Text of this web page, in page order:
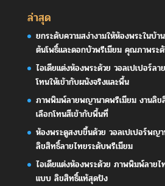
ล่าสุด
ยกระดับความสง่างามให้ห้องพระในบ้
ต้นโพธิ์และดอกบัวพรีเมียม คุณภาพระ
ไอเดียแต่งห้องพระด้วย วอลเปเปอร์ล
โทนให้เข้ากับผนังจริงและพื้น
ภาพพิมพ์ลายพญานาคพรีเมียม งานลิข
เลือกโทนสีเข้ากับพื้นที่
ห้องพระดูสงบขึ้นด้วย วอลเปเปอร์พญ
ลิขสิทธิ์ลายไทยระดับพรีเมียม
ไอเดียแต่งห้องพระด้วย ภาพพิมพ์ลาย
แบบ ลิขสิทธิ์แท้สุดปัง